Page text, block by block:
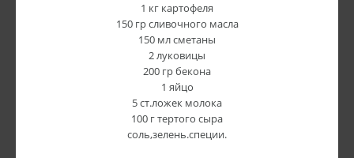
1 кг картофеля
150 гр сливочного масла
150 мл сметаны
2 луковицы
200 гр бекона
1 яйцо
5 ст.ложек молока
100 г тертого сыра
соль,зелень.специи.